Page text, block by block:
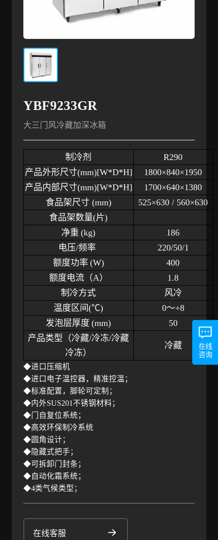
YBF9233GR
大三门风冷藏加深冰箱
制冷剂
R290
产品外形尺寸(mm)[W*D*H]
1800×840×1950
产品内部尺寸(mm)[W*D*H]
1700×640×1380
食品架尺寸 (mm)
525×630 / 560×630
食品架数量(片)
净重 (kg)
186
电压/频率
220/50/1
额度功率 (W)
400
额度电流（A）
1.8
制冷方式
风冷
温度区间(℃)
0～+8
发泡层厚度 (mm)
50
产品类型（冷藏/冷冻/冷藏
冷冻）
冷藏
◆进口压缩机
◆进口电子温控器，精准控温；
◆标准配置，脚轮可定制；
◆内外SUS201不锈钢材料；
◆门自复位系统；
◆高效环保制冷系统
◆圆角设计；
◆隐藏式把手；
◆可拆卸门封条；
◆自动化霜系统；
◆4类气候类型；
在线客服
在线
咨询